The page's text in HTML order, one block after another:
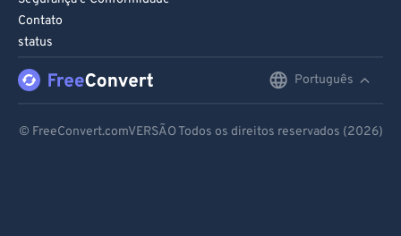
Contato
status
Português
© FreeConvert.comVERSÃO Todos os direitos reservados (2026)